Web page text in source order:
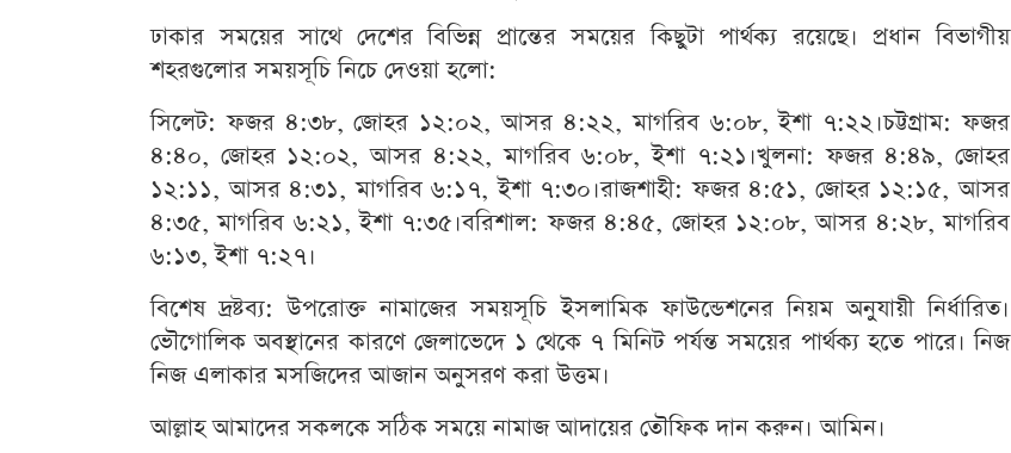
ঢাকার সময়ের সাথে দেশের বিভিন্ন প্রান্তের সময়ের কিছুটা পার্থক্য রয়েছে। প্রধান বিভাগীয়
শহরগুলোর সময়সূচি নিচে দেওয়া হলো:
সিলেট: ফজর ৪:৩৮, জোহর ১২:০২, আসর ৪:২২, মাগরিব ৬:০৮, ইশা ৭:২২।চট্টগ্রাম: ফজর
৪:৪০, জোহর ১২:০২, আসর ৪:২২, মাগরিব ৬:০৮, ইশা ৭:২১।খুলনা: ফজর ৪:৪৯, জোহর
১২:১১, আসর ৪:৩১, মাগরিব ৬:১৭, ইশা ৭:৩০।রাজশাহী: ফজর ৪:৫১, জোহর ১২:১৫, আসর
৪:৩৫, মাগরিব ৬:২১, ইশা ৭:৩৫।বরিশাল: ফজর ৪:৪৫, জোহর ১২:০৮, আসর ৪:২৮, মাগরিব
৬:১৩, ইশা ৭:২৭।
বিশেষ দ্রষ্টব্য: উপরোক্ত নামাজের সময়সূচি ইসলামিক ফাউন্ডেশনের নিয়ম অনুযায়ী নির্ধারিত।
ভৌগোলিক অবস্থানের কারণে জেলাভেদে ১ থেকে ৭ মিনিট পর্যন্ত সময়ের পার্থক্য হতে পারে। নিজ
নিজ এলাকার মসজিদের আজান অনুসরণ করা উত্তম।
আল্লাহ আমাদের সকলকে সঠিক সময়ে নামাজ আদায়ের তৌফিক দান করুন। আমিন।